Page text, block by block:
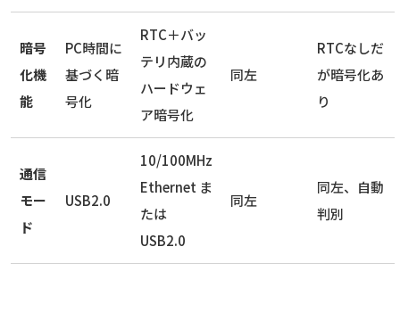
暗号
化機
能
PC時間に
基づく暗
号化
RTC＋バッ
テリ内蔵の
ハードウェ
ア暗号化
同左
RTCなしだ
が暗号化あ
り
通信
モー
ド
USB2.0
10/100MHz
Ethernet ま
たは
USB2.0
同左
同左、自動
判別